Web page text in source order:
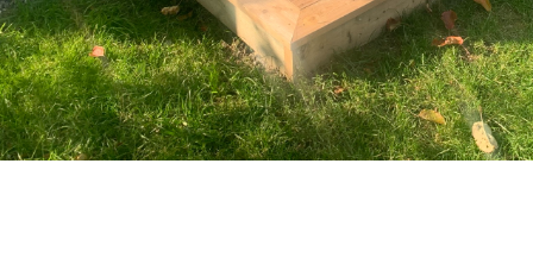
Nöjda kunder